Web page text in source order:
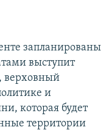
запланированы
выступит
верховный
и
которая будет
территории